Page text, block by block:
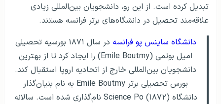
تبدیل کرده است. از این رو، دانشجویان بین‌المللی زیادی
علاقه‌مند تحصیل در دانشگاه‌های برتر فرانسه هستند.
دانشگاه ساینس پو فرانسه
در سال ۱۸۷۱ بورسیه تحصیلی
امیل بوتمی (Emile Boutmy) را ایجاد کرد تا از بهترین
دانشجویان بین‌المللی خارج از اتحادیه اروپا استقبال کند.
بورس تحصیلی برتر Emile Boutmy به نام بنیان‌گذار
دانشگاه Science Po (۱۸۷۲) نام‌گذاری شده است. سالانه